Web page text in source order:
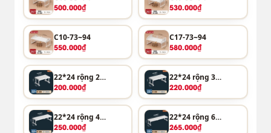
500.000₫
530.000₫
C10-73~94
550.000₫
C17-73~94
580.000₫
22*24 rộng 27-38cm
200.000₫
22*24 rộng 37-48cm
220.000₫
22*24 rộng 47-68cm
250.000₫
22*24 rộng 67-88cm
265.000₫